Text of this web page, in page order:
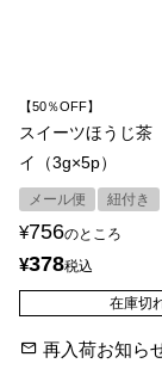
【50％OFF】
スイーツほうじ
イ（3g×5p）
メール便 紐付き
¥756のところ
¥378税込
在庫切
再入荷お知ら